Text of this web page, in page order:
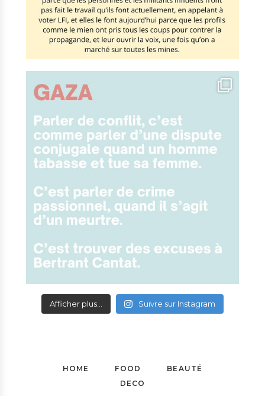
Afficher plus... Suivre sur Instagram
HOME FOOD
BEAUTÉ
DECO